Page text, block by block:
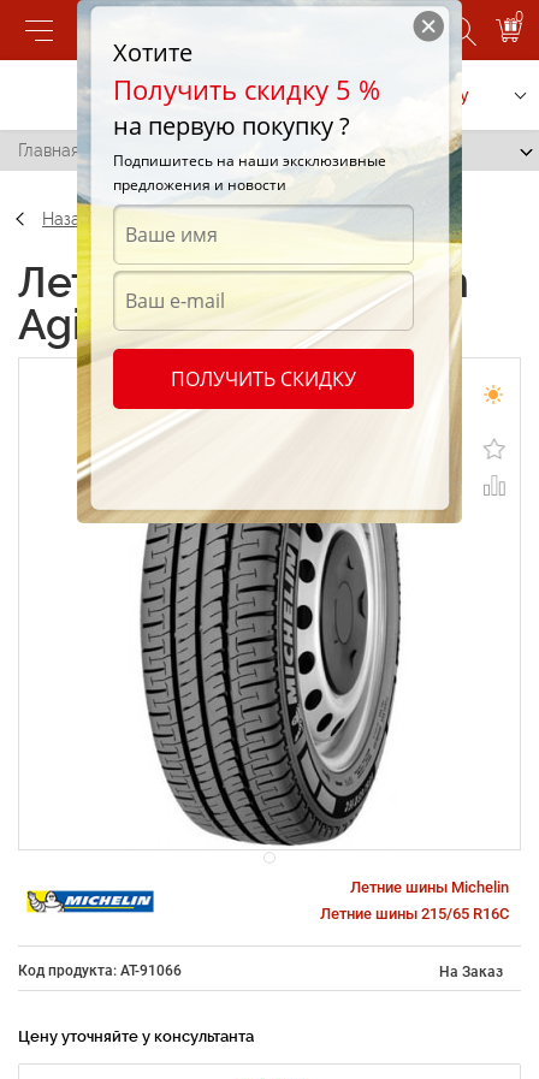
0
Позвонить Заказать услугу
Главная /
Назад
Летние шины Michelin
Agilis 215/65 R16 107T
Летние шины Michelin
Летние шины 215/65 R16C
Код продукта: AT-91066 На Заказ
Цену уточняйте у консультанта
Хотите
Получить скидку 5 %
на первую покупку ?
Подпишитесь на наши эксклюзивные
предложения и новости
ПОЛУЧИТЬ СКИДКУ